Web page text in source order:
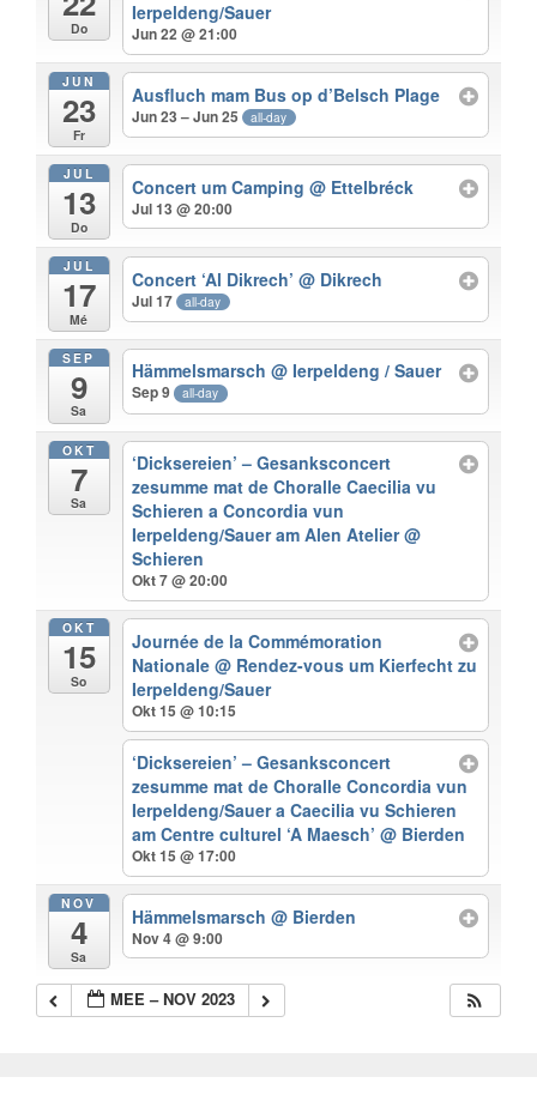
Do
Ierpeldeng/Sauer
Jun 22 @ 21:00
JUN
23
Fr
Ausfluch mam Bus op d’Belsch Plage
Jun 23 – Jun 25 all-day
JUL
13
Do
Concert um Camping@ Ettelbréck
Jul 13 @ 20:00
JUL
17
Mé
Concert ‘Al Dikrech’@ Dikrech
Jul 17 all-day
SEP
9
Sa
Hämmelsmarsch@ Ierpeldeng / Sauer
Sep 9 all-day
OKT
7
Sa
‘Dicksereien’ – Gesanksconcert
zesumme mat de Choralle Caecilia vu
Schieren a Concordia vun
Ierpeldeng/Sauer am Alen Atelier@
Schieren
Okt 7 @ 20:00
OKT
15
So
Journée de la Commémoration
Nationale@ Rendez-vous um Kierfecht zu
Ierpeldeng/Sauer
Okt 15 @ 10:15
‘Dicksereien’ – Gesanksconcert
zesumme mat de Choralle Concordia vun
Ierpeldeng/Sauer a Caecilia vu Schieren
am Centre culturel ‘A Maesch’@ Bierden
Okt 15 @ 17:00
NOV
4
Sa
Hämmelsmarsch@ Bierden
Nov 4 @ 9:00
MEE – NOV 2023